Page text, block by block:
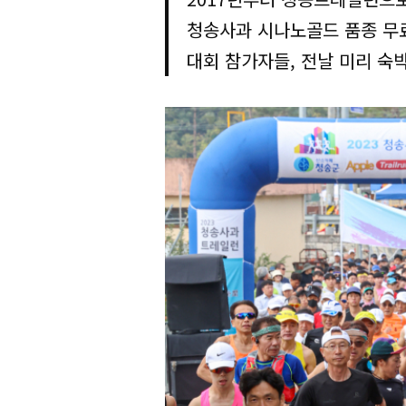
청송사과 시나노골드 품종
대회 참가자들, 전날 미리 숙